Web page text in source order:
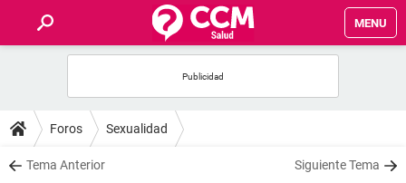
MENU
FOROS
SALUD
Foros Sexualidad
Tema Anterior Siguiente Tema